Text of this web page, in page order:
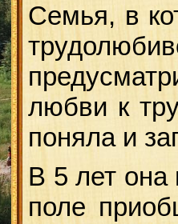
Семья, в
любви к
поняла и
В 5 лет она
поле